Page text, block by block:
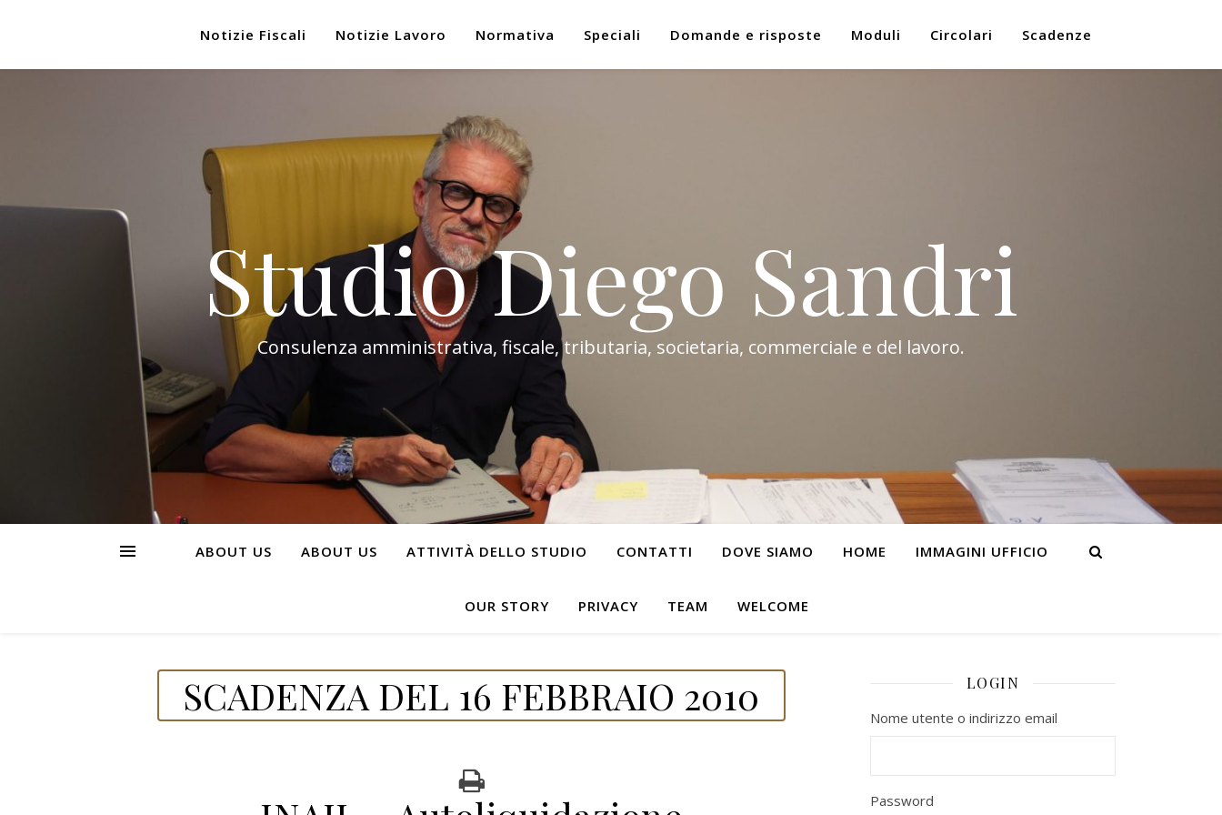
Notizie Fiscali Notizie Lavoro Normativa Speciali Domande e risposte Moduli Circolari Scadenze
Studio Diego Sandri
Consulenza amministrativa, fiscale, tributaria, societaria, commerciale e del lavoro.
ABOUT US ABOUT US ATTIVITÀ DELLO STUDIO CONTATTI DOVE SIAMO HOME IMMAGINI UFFICIO
OUR STORY PRIVACY TEAM WELCOME
SCADENZA DEL 16 FEBBRAIO 2010 LOGIN
Nome utente o indirizzo email
Password